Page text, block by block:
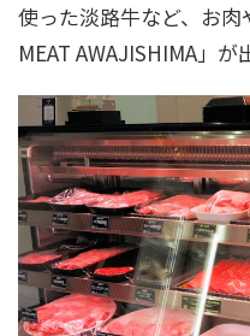
使った淡路牛など、お
MEAT AWAJISHIMA」が